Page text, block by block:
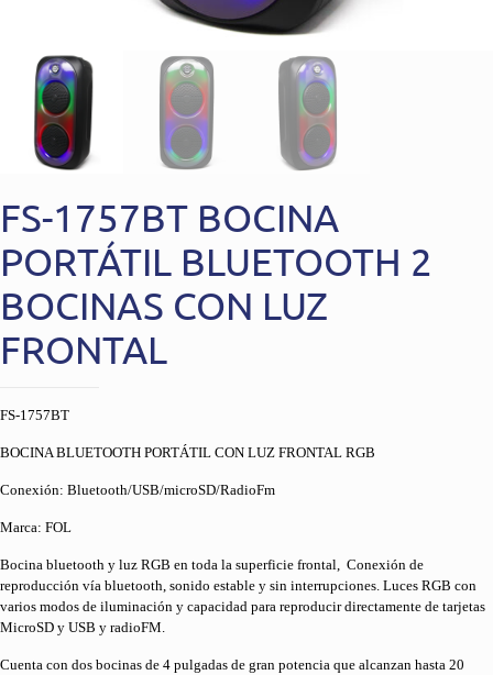
FS-1757BT BOCINA
PORTÁTIL BLUETOOTH 2
BOCINAS CON LUZ
FRONTAL
FS-1757BT
BOCINA BLUETOOTH PORTÁTIL CON LUZ FRONTAL RGB
Conexión: Bluetooth/USB/microSD/RadioFm
Marca: FOL
Bocina bluetooth y luz RGB en toda la superficie frontal, Conexión de
reproducción vía bluetooth, sonido estable y sin interrupciones. Luces RGB con
varios modos de iluminación y capacidad para reproducir directamente de tarjetas
MicroSD y USB y radioFM.
Cuenta con dos bocinas de 4 pulgadas de gran potencia que alcanzan hasta 20